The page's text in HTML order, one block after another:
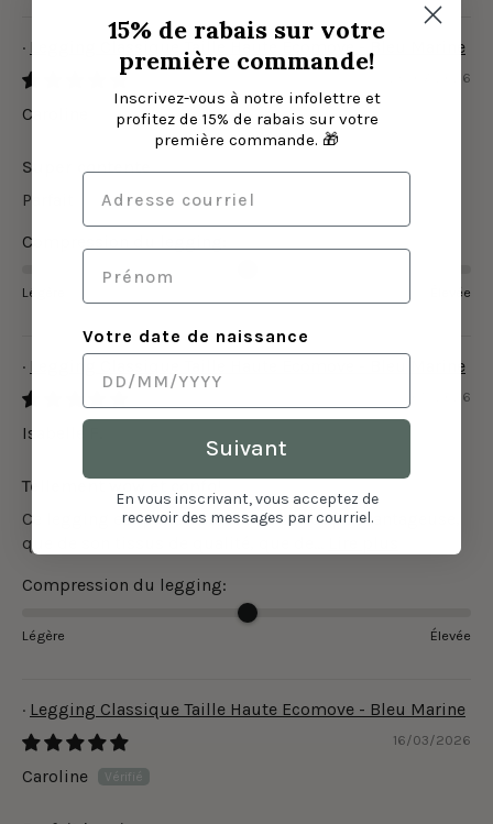
Legging Classique Taille Haute Ecomove - Bleu Marine
26/07/2026
Caroline
Super contente
Parfait
Compression du legging:
Légère Élevée
Legging Classique Taille Haute Ecomove - Bleu Marine
31/05/2026
Isabelle F.
Tellement wow et confo!
Ce legging est parfait autant de sa coupe avantageuse,
que de son tissus de qualité, que de...
Compression du legging:
Légère Élevée
Legging Classique Taille Haute Ecomove - Bleu Marine
16/03/2026
Caroline
15% de rabais sur votre
première commande!
Inscrivez-vous à notre infolettre et
profitez de 15% de rabais sur votre
première commande. 🎁
Votre date de naissance
Suivant
En vous inscrivant, vous acceptez de
recevoir des messages par courriel.